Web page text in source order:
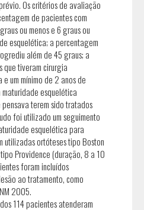
Os critérios de avaliação
de pacientes com
ou menos e 6 graus ou
esquelética; a percentagem
além de 45 graus; a
que tiveram cirurgia
um mínimo de 2 anos de
esquelética
terem sido tratados
foi utilizado um seguimento
esquelética para
utilizadas ortóteses tipo Boston
Providence (duração, 8 a 10
foram incluídos
ao tratamento, como
2005.
114 pacientes atenderam